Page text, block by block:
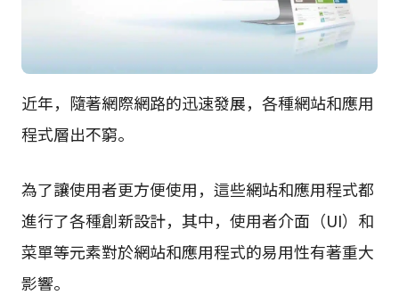
近年，隨著網際網路的迅速發展，各種網站和應用
程式層出不窮。
為了讓使用者更方便使用，這些網站和應用程式都
進行了各種創新設計，其中，使用者介面（UI）和
菜單等元素對於網站和應用程式的易用性有著重大
影響。